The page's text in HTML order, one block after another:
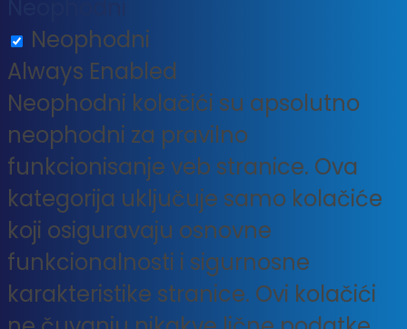
Neophodni
Always Enabled
Neophodni kolačići su apsolutno
neophodni za pravilno
funkcionisanje veb stranice. Ova
kategorija uključuje samo kolačiće
koji osiguravaju osnovne
funkcionalnosti i sigurnosne
karakteristike stranice. Ovi kolačići